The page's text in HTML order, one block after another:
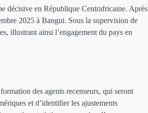
décisive en République Centrafricaine. Après
2025 à Bangui. Sous la supervision de
illustrant ainsi l’engagement du pays en
des agents recenseurs, qui seront
et d’identifier les ajustements